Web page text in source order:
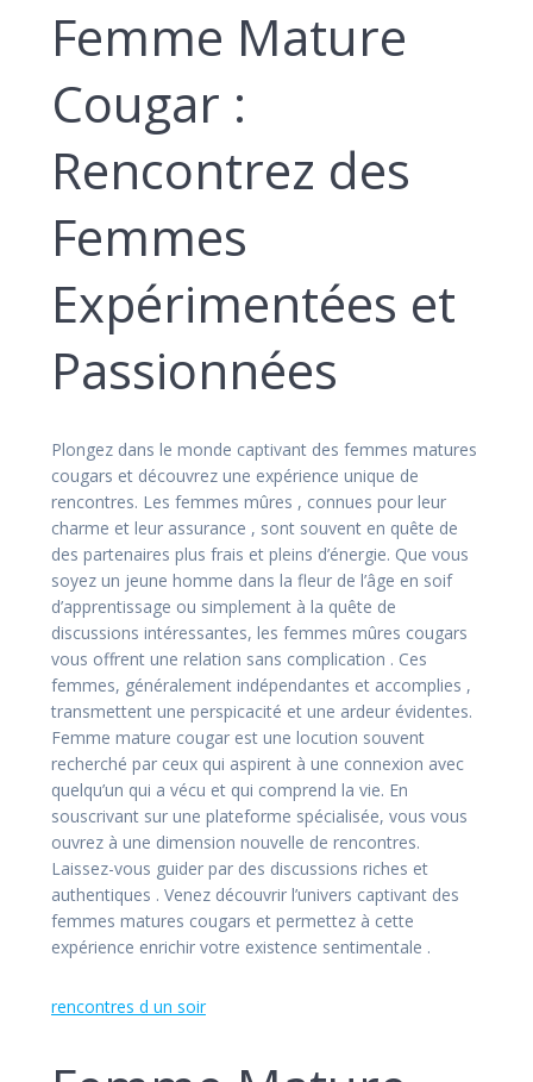
Femme Mature
Cougar :
Rencontrez des
Femmes
Expérimentées et
Passionnées
Plongez dans le monde captivant des femmes matures
cougars et découvrez une expérience unique de
rencontres. Les femmes mûres , connues pour leur
charme et leur assurance , sont souvent en quête de
des partenaires plus frais et pleins d’énergie. Que vous
soyez un jeune homme dans la fleur de l’âge en soif
d’apprentissage ou simplement à la quête de
discussions intéressantes, les femmes mûres cougars
vous offrent une relation sans complication . Ces
femmes, généralement indépendantes et accomplies ,
transmettent une perspicacité et une ardeur évidentes.
Femme mature cougar est une locution souvent
recherché par ceux qui aspirent à une connexion avec
quelqu’un qui a vécu et qui comprend la vie. En
souscrivant sur une plateforme spécialisée, vous vous
ouvrez à une dimension nouvelle de rencontres.
Laissez-vous guider par des discussions riches et
authentiques . Venez découvrir l’univers captivant des
femmes matures cougars et permettez à cette
expérience enrichir votre existence sentimentale .
rencontres d un soir